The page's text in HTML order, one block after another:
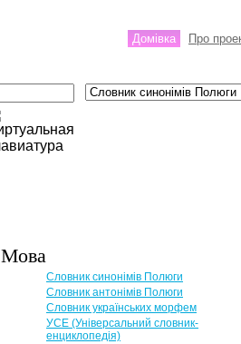
Домівка Про
Мова
Словник синонімів Полюги
Словник антонімів Полюги
Словник українських морфем
УСЕ (Універсальний словник-
енциклопедія)